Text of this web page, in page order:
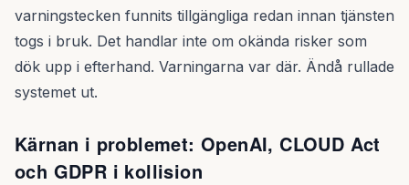
varningstecken funnits tillgängliga redan innan tjänsten
togs i bruk. Det handlar inte om okända risker som
dök upp i efterhand. Varningarna var där. Ändå rullade
systemet ut.
Kärnan i problemet: OpenAI, CLOUD Act
och GDPR i kollision